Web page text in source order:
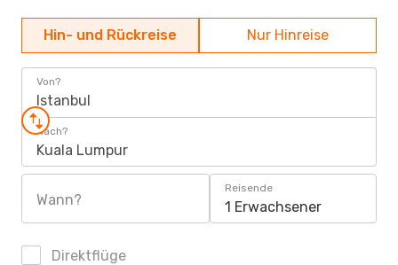
Hin- und Rückreise Nur Hinreise
Von?
Istanbul
Nach?
Kuala Lumpur
Wann?
Reisende
1 Erwachsener
Direktflüge